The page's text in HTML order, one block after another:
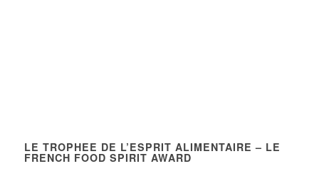
LE TROPHEE DE L’ESPRIT ALIMENTAIRE – LE
FRENCH FOOD SPIRIT AWARD